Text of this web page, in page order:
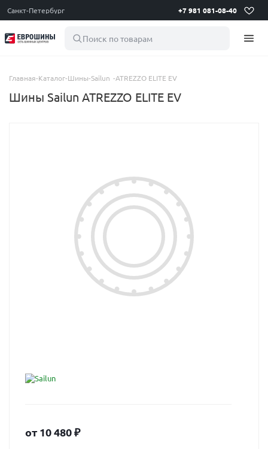
Санкт-Петербург +7 981 081-08-40
Поиск по товарам
Главная-Каталог-Шины-Sailun -ATREZZO ELITE EV
Шины Sailun ATREZZO ELITE EV
от 10 480₽